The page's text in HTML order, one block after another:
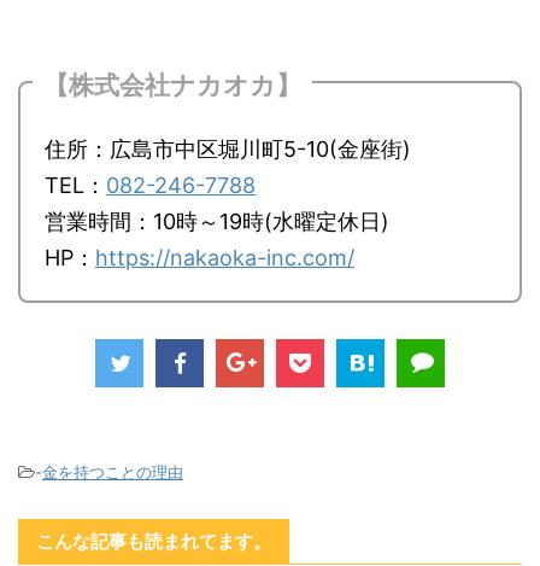
【株式会社ナカオカ】
住所：広島市中区堀川町5-10(金座街)
TEL： 082-246-7788
営業時間：10時～19時(水曜定休日)
HP： https://nakaoka-inc.com/
-金を持つことの理由
こんな記事も読まれてます。